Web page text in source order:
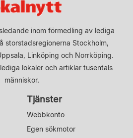
inom förmedling av lediga
storstadsregionerna Stockholm,
Linköping och Norrköping.
lokaler och artiklar tusentals
människor.
Tjänster
Webbkonto
Egen sökmotor